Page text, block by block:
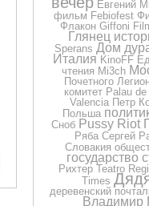
Евгений
фильм Febiofest
Флакон Giffoni
Глянец
Sperans Дом
Италия KinoFF
чтения Mi3ch
Почетного
комитет Palau
Valencia Петр
Польша
Сноб Pussy Riot
Ряба Сергей
Словакия
государство
Рихтер Teatro
Times
деревенский
Владимир